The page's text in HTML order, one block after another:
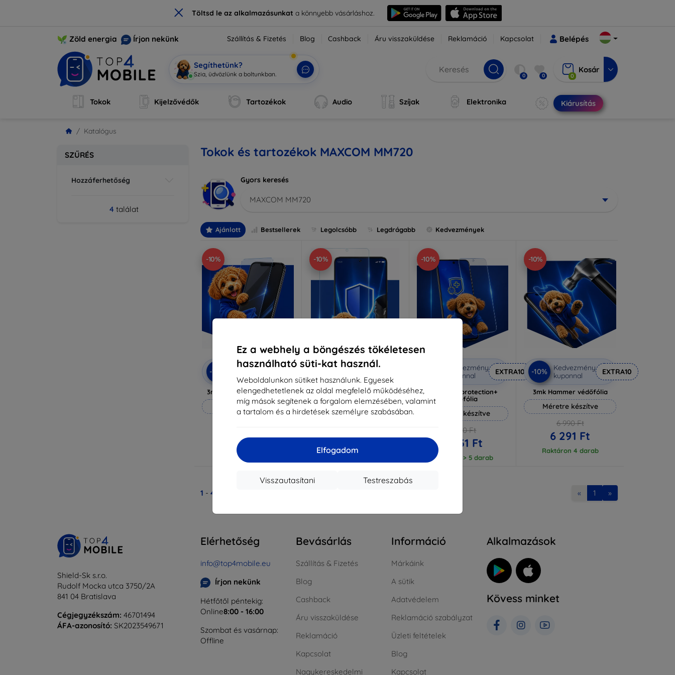
× Töltsd le az alkalmazásunkata könnyebb vásárláshoz.
Ez a webhely a böngészés tökéletesen
használható süti-kat használ.
Weboldalunkon sütiket használunk. Egyesek
elengedhetetlenek az oldal megfelelő működéséhez,
míg mások segítenek a forgalom elemzésében, valamint
a tartalom és a hirdetések személyre szabásában.
Elfogadom
Testreszabás
Visszautasítani
Zöld energia Írjon nekünk Szállítás & Fizetés Blog Cashback Áru visszaküldése Reklamáció Kapcsolat Belépés
Segíthetünk?
Szia, ü| 0 0 0
Kosár
Tokok Kijelzővédők Tartozékok Audio Szíjak Elektronika Kiárusítás
Katalógus
SZŰRÉS
Hozzáferhetőség
4 találat
Tokok és tartozékok MAXCOM MM720
Gyors keresés
MAXCOM MM720
Ajánlott Bestsellerek Legolcsóbb Legdrágabb Kedvezmények
-10%
-10%
Kedvezmény
kuponnal
3mk Anti-Shock védőüveg
Méretre készítve
5 301 Ft
Raktáron > 5 darab
-10%
Kedvezmény
kuponnal
3mk Pure Matt védőüveg
Méretre készítve
3 951 Ft
Raktáron > 5 darab
-10%
Kedvezmény
kuponnal
EXTRA10
3mk Silverprotection+
védőfólia
Méretre készítve
6 590 Ft
5 931 Ft
Raktáron > 5 darab
-10%
-10%
Kedvezmény
kuponnal
EXTRA10
3mk Hammer védőfólia
Méretre készítve
6 990 Ft
6 291 Ft
Raktáron 4 darab
1 - 4 « 1 »
Shield-Sk s.r.o.
Rudolf Mocka utca 3750/2A
841 04 Bratislava
Cégjegyzékszám: 46701494
ÁFA-azonosító: SK2023549671
Elérhetőség
info@top4mobile.eu
Írjon nekünk
Hétfőtől péntekig:
Online8:00 - 16:00
Szombat és vasárnap:
Offline
Bevásárlás
Szállítás & Fizetés
Blog
Cashback
Áru visszaküldése
Reklamáció
Kapcsolat
Nagykereskedelmi
Információ
Márkáink
A sütik
Adatvédelem
Reklamáció szabályzat
Üzleti feltételek
Blog
Kapcsolat
Alkalmazások
Kövess minket